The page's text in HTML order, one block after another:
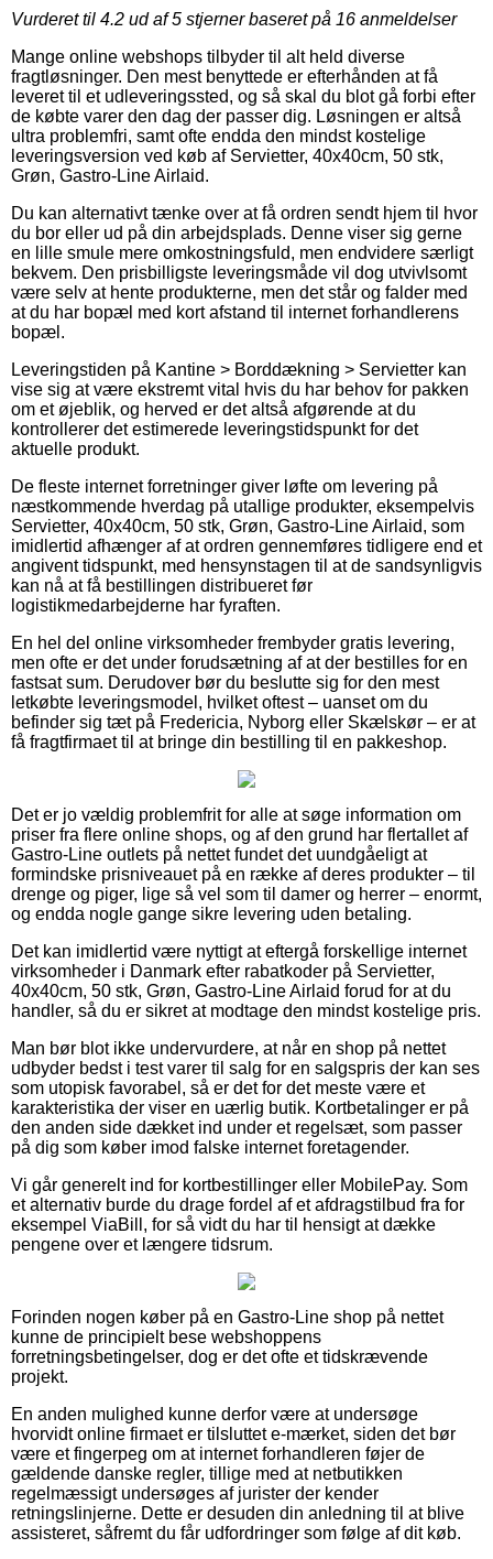
Vurderet til 4.2 ud af 5 stjerner baseret på 16 anmeldelser
Mange online webshops tilbyder til alt held diverse
fragtløsninger. Den mest benyttede er efterhånden at få
leveret til et udleveringssted, og så skal du blot gå forbi efter
de købte varer den dag der passer dig. Løsningen er altså
ultra problemfri, samt ofte endda den mindst kostelige
leveringsversion ved køb af Servietter, 40x40cm, 50 stk,
Grøn, Gastro-Line Airlaid.
Du kan alternativt tænke over at få ordren sendt hjem til hvor
du bor eller ud på din arbejdsplads. Denne viser sig gerne
en lille smule mere omkostningsfuld, men endvidere særligt
bekvem. Den prisbilligste leveringsmåde vil dog utvivlsomt
være selv at hente produkterne, men det står og falder med
at du har bopæl med kort afstand til internet forhandlerens
bopæl.
Leveringstiden på Kantine > Borddækning > Servietter kan
vise sig at være ekstremt vital hvis du har behov for pakken
om et øjeblik, og herved er det altså afgørende at du
kontrollerer det estimerede leveringstidspunkt for det
aktuelle produkt.
De fleste internet forretninger giver løfte om levering på
næstkommende hverdag på utallige produkter, eksempelvis
Servietter, 40x40cm, 50 stk, Grøn, Gastro-Line Airlaid, som
imidlertid afhænger af at ordren gennemføres tidligere end et
angivent tidspunkt, med hensynstagen til at de sandsynligvis
kan nå at få bestillingen distribueret før
logistikmedarbejderne har fyraften.
En hel del online virksomheder frembyder gratis levering,
men ofte er det under forudsætning af at der bestilles for en
fastsat sum. Derudover bør du beslutte sig for den mest
letkøbte leveringsmodel, hvilket oftest – uanset om du
befinder sig tæt på Fredericia, Nyborg eller Skælskør – er at
få fragtfirmaet til at bringe din bestilling til en pakkeshop.
Det er jo vældig problemfrit for alle at søge information om
priser fra flere online shops, og af den grund har flertallet af
Gastro-Line outlets på nettet fundet det uundgåeligt at
formindske prisniveauet på en række af deres produkter – til
drenge og piger, lige så vel som til damer og herrer – enormt,
og endda nogle gange sikre levering uden betaling.
Det kan imidlertid være nyttigt at eftergå forskellige internet
virksomheder i Danmark efter rabatkoder på Servietter,
40x40cm, 50 stk, Grøn, Gastro-Line Airlaid forud for at du
handler, så du er sikret at modtage den mindst kostelige pris.
Man bør blot ikke undervurdere, at når en shop på nettet
udbyder bedst i test varer til salg for en salgspris der kan ses
som utopisk favorabel, så er det for det meste være et
karakteristika der viser en uærlig butik. Kortbetalinger er på
den anden side dækket ind under et regelsæt, som passer
på dig som køber imod falske internet foretagender.
Vi går generelt ind for kortbestillinger eller MobilePay. Som
et alternativ burde du drage fordel af et afdragstilbud fra for
eksempel ViaBill, for så vidt du har til hensigt at dække
pengene over et længere tidsrum.
Forinden nogen køber på en Gastro-Line shop på nettet
kunne de principielt bese webshoppens
forretningsbetingelser, dog er det ofte et tidskrævende
projekt.
En anden mulighed kunne derfor være at undersøge
hvorvidt online firmaet er tilsluttet e-mærket, siden det bør
være et fingerpeg om at internet forhandleren føjer de
gældende danske regler, tillige med at netbutikken
regelmæssigt undersøges af jurister der kender
retningslinjerne. Dette er desuden din anledning til at blive
assisteret, såfremt du får udfordringer som følge af dit køb.